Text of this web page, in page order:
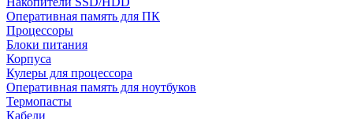
Оперативная память для ПК
Процессоры
Блоки питания
Корпуса
Кулеры для процессора
Оперативная память для ноутбуков
Термопасты
Кабели